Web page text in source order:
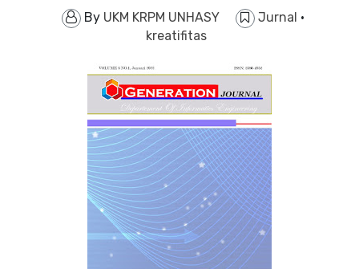
By UKM KRPM UNHASY Jurnal ·
kreatifitas